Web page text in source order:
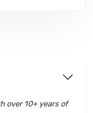
over 10+ years of